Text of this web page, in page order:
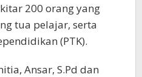
200 orang yang
tua pelajar, serta
(PTK).
Ansar, S.Pd dan